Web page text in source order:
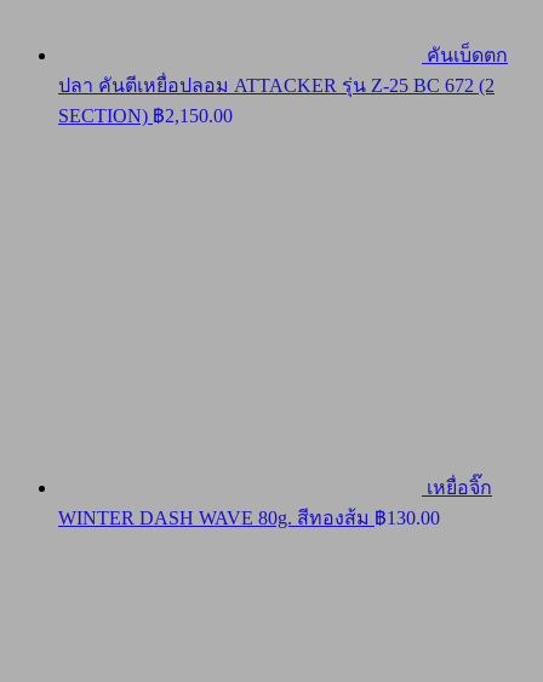
คันเบ็ดตก
ปลา คันตีเหยื่อปลอม ATTACKER รุ่น Z-25 BC 672 (2
SECTION) ฿2,150.00
เหยื่อจิ๊ก
WINTER DASH WAVE 80g. สีทองส้ม ฿130.00